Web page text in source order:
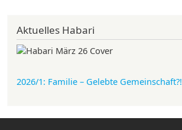
Aktuelles Habari
2026/1: Familie – Gelebte Gemeinschaft?!